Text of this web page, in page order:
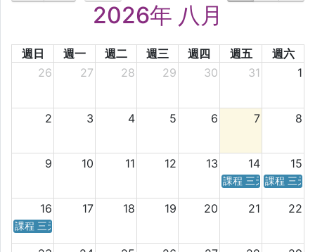
2026年 八月
週日 週一 週二 週三 週四 週五
週六
26
27 28 29 30 31 1
2 3 4 5 6 7 8
9 10 11 12 13 14 15
課程 三天／六天 時
課程 三天
16 17 18 19 20 21 22
課程 三天／六天 時間表